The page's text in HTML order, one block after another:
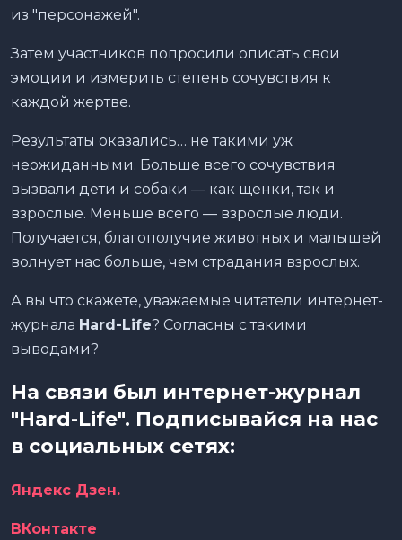
из "персонажей".
Затем участников попросили описать свои
эмоции и измерить степень сочувствия к
каждой жертве.
Результаты оказались… не такими уж
неожиданными. Больше всего сочувствия
вызвали дети и собаки — как щенки, так и
взрослые. Меньше всего — взрослые люди.
Получается, благополучие животных и малышей
волнует нас больше, чем страдания взрослых.
А вы что скажете, уважаемые читатели интернет-
журнала Hard-Life? Согласны с такими
выводами?
На связи был интернет-журнал
"Hard-Life". Подписывайся на нас
в социальных сетях:
Яндекс Дзен.
ВКонтакте